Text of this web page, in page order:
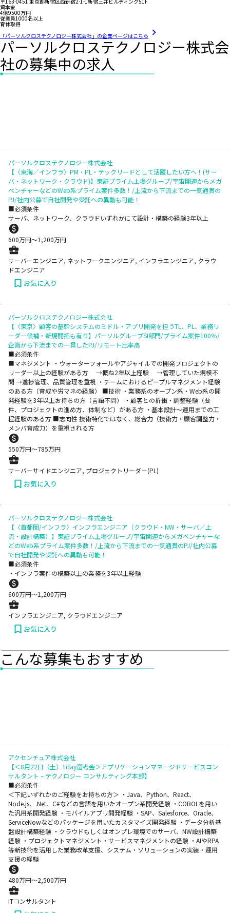
資本金
4億9500万円
従業員1000名以上
育休取得
「パーソルクロステクノロジー株式会社」の企業ページはこちら
パーソルクロステクノロジー株式会
社の募集中の求人
パーソルクロステクノロジー株式会社
【〈東海／インフラ〉PM・PL・テックリードとして活躍したい方へ！(サー
バ・ネットワーク・クラウド)】東証プライム上場グループ/宇宙関連からメガ
ベンチャーなどのWeb系プライム案件多数！/上流から下流までの一気通貫の
PJ/社内公募で自社開発や受託への異動も可能！
■必須条件
サーバ、ネットワーク、クラウドいずれかにて設計・構築の経験3年以上
600万円〜1,200万円
サーバーエンジニア, ネットワークエンジニア, インフラエンジニア, クラウ
ドエンジニア
お気に入り
パーソルクロステクノロジー株式会社
【〈東京〉顧客の基幹システムのミドル・アプリ開発を担うTL、PL、業務リ
ーダー候補・新規開拓も有り】パーソルグループSI部門/プライム案件100％/
企画から下流までの一貫したPJ/リモート比率高
■必須条件
■マネジメント ・ウォーターフォールやアジャイルでの開発プロジェクトの
リーダー以上の経験がある方 →概ね2年以上経験 →管理していた規模不
問 →進捗管理、品質管理を重視 ・チームにおけるピープルマネジメント経験
のある方（育成や労マネの経験） ■技術 ・業務系のオープン系・Web系の開
発経験を3年以上お持ちの方（言語不問） ・顧客との折衝・調整経験（要
件、プロジェクトの進め方、体制など）がある方 ・基本設計～運用までの工
程経験のある方 ■志向性 技術特化ではなく、総合力（技術力・顧客調整力・
メンバ育成力）を重視される方
550万円〜785万円
サーバーサイドエンジニア, プロジェクトリーダー(PL)
お気に入り
パーソルクロステクノロジー株式会社
【〈首都圏/インフラ〉インフラエンジニア（クラウド・NW・サーバ／上
流・設計構築）】東証プライム上場グループ/宇宙関連からメガベンチャーな
どのWeb系プライム案件多数！/上流から下流までの一気通貫のPJ/社内公募
で自社開発や受託への異動も可能！
■必須条件
・インフラ案件の構築以上の業務を3年以上経験
600万円〜1,200万円
インフラエンジニア, クラウドエンジニア
お気に入り
こんな募集もおすすめ
アクセンチュア株式会社
【＜8月22日（土）1day選考会＞アプリケーションマネージドサービスコン
サルタント – テクノロジー コンサルティング本部】
■必須条件
＜下記いずれかのご経験をお持ちの方＞ ・Java、Python、React、
Node.js、.Net、C#などの言語を用いたオープン系開発経験 ・COBOLを用い
た汎用系開発経験 ・モバイルアプリ開発経験 ・SAP、Salesforce、Oracle、
ServiceNowなどのパッケージを用いたカスタマイズ開発経験 ・データ分析基
盤設計構築経験 ・クラウドもしくはオンプレ環境でのサーバ、NW設計構築
経験 ・プロジェクトマネジメント・サービスマネジメントの経験 ・AIやRPA
等新技術を活用した業務改革支援、システム・ソリューションの実装・運用
支援の経験
480万円〜2,500万円
ITコンサルタント